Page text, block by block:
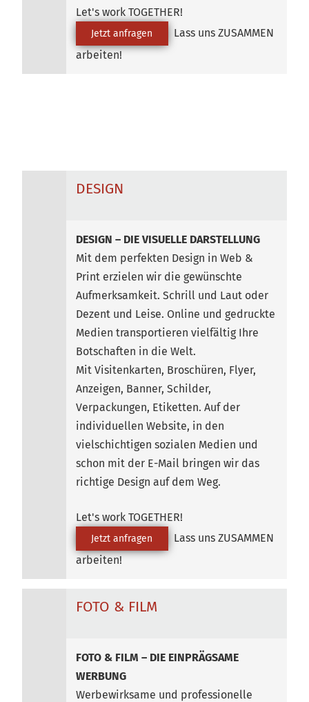
Let's work TOGETHER!
Jetzt anfragen
Lass uns ZUSAMMEN
arbeiten!
DESIGN
DESIGN – DIE VISUELLE DARSTELLUNG
Mit dem perfekten Design in Web &
Print erzielen wir die gewünschte
Aufmerksamkeit. Schrill und Laut oder
Dezent und Leise. Online und gedruckte
Medien transportieren vielfältig Ihre
Botschaften in die Welt.
Mit Visitenkarten, Broschüren, Flyer,
Anzeigen, Banner, Schilder,
Verpackungen, Etiketten. Auf der
individuellen Website, in den
vielschichtigen sozialen Medien und
schon mit der E-Mail bringen wir das
richtige Design auf dem Weg.
Let's work TOGETHER!
Jetzt anfragen
Lass uns ZUSAMMEN
arbeiten!
FOTO & FILM
FOTO & FILM – DIE EINPRÄGSAME
WERBUNG
Werbewirksame und professionelle